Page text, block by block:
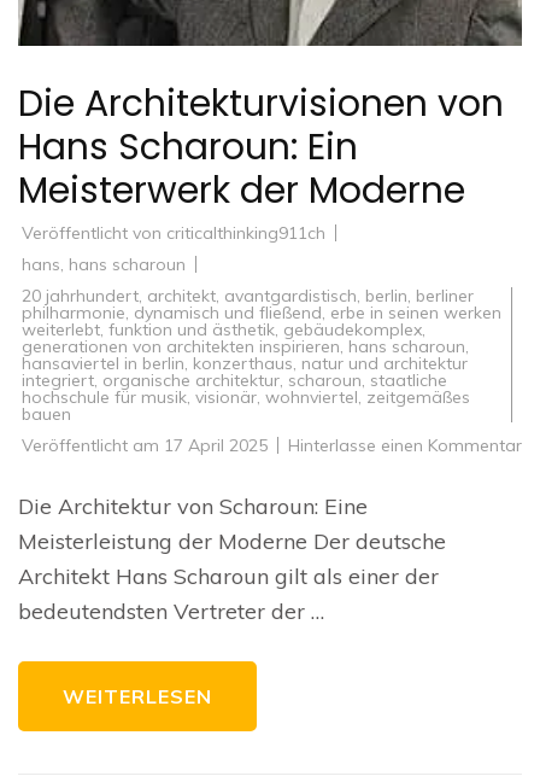
Die Architekturvisionen von
Hans Scharoun: Ein
Meisterwerk der Moderne
Veröffentlicht von criticalthinking911ch
hans, hans scharoun
20 jahrhundert, architekt, avantgardistisch, berlin, berliner
philharmonie, dynamisch und fließend, erbe in seinen werken
weiterlebt, funktion und ästhetik, gebäudekomplex,
generationen von architekten inspirieren, hans scharoun,
hansaviertel in berlin, konzerthaus, natur und architektur
integriert, organische architektur, scharoun, staatliche
hochschule für musik, visionär, wohnviertel, zeitgemäßes
bauen
Veröffentlicht am 17 April 2025 Hinterlasse einen Kommentarzu
Die Architektur von Scharoun: Eine
Meisterleistung der Moderne Der deutsche
Architekt Hans Scharoun gilt als einer der
bedeutendsten Vertreter der …
WEITERLESEN